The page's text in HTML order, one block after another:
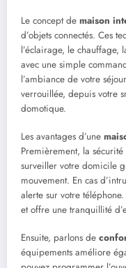
Le concept de maison
d’objets connectés. Ces
l’éclairage, le chauffage,
avec une simple
l’ambiance de votre
verrouillée, depuis votre
domotique.
Les avantages d’une
Premièrement, la sécurité
surveiller votre domicile
mouvement. En cas
alerte sur votre
et offre une tranquillité
Ensuite, parlons de
équipements améliore